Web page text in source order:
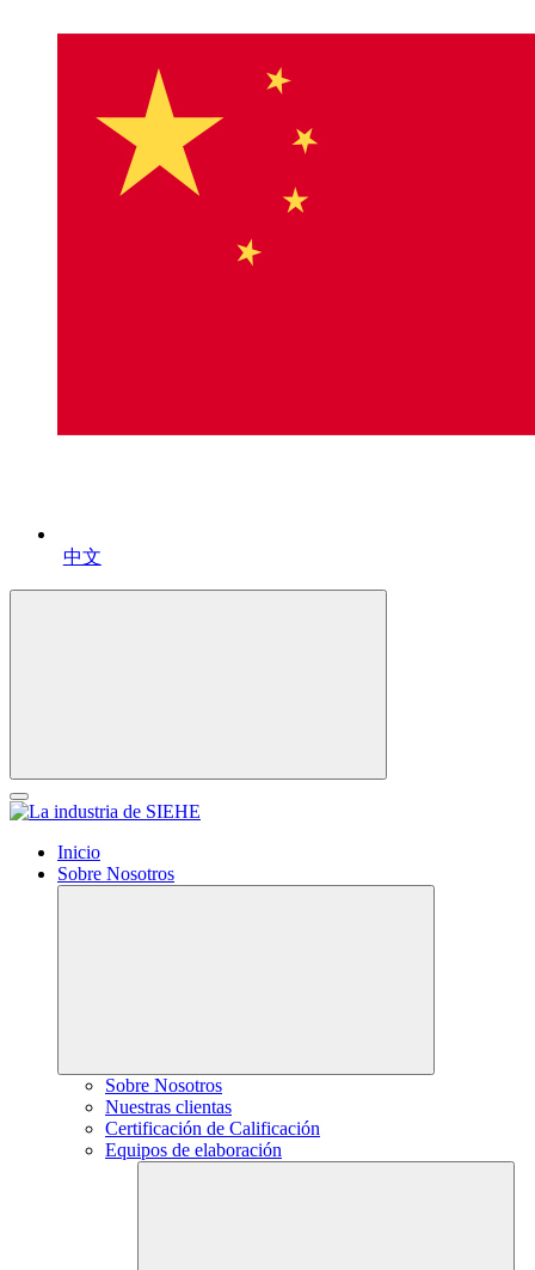
中文
Inicio
Sobre Nosotros
Sobre Nosotros
Nuestras clientas
Certificación de Calificación
Equipos de elaboración